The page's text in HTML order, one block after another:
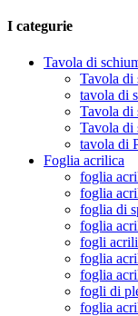
I categurie
Tavola di
Tavola di
tavola di
Tavola di
Tavola di
tavola di
Foglia acrilica
foglia
foglia
foglia di
foglia
fogli
foglia
foglia
fogli di
foglia